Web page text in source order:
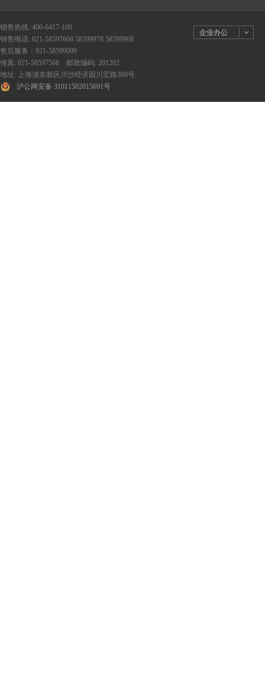
销售热线: 400-6417-100
销售电话: 021-58597668 58599978 58599968
售后服务：021-58599699
传真: 021-58597568 邮政编码: 201202
地址: 上海浦东新区川沙经济园川宏路389号
沪公网安备 31011502015691号
企业办公